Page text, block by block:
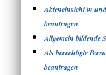
Akteneinsicht in
beantragen
Allgemein bildende
Als berechtigte
beantragen